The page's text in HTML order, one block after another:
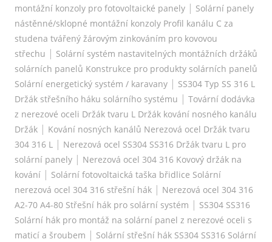
montážní konzoly pro fotovoltaické panely| Solární panely
nástěnné/sklopné montážní konzoly Profil kanálu C za
studena tvářený žárovým zinkováním pro kovovou
střechu | Solární systém nastavitelných montážních držáků
solárních panelů Konstrukce pro produkty solárních panelů
Solární energetický systém / karavany| SS304 Typ SS 316 L
Držák střešního háku solárního systému | Tovární dodávka
z nerezové oceli Držák tvaru L Držák kování nosného kanálu
Držák| Kování nosných kanálů Nerezová ocel Držák tvaru
304 316 L| Nerezová ocel SS304 SS316 Držák tvaru L pro
solární panely| Nerezová ocel 304 316 Kovový držák na
kování| Solární fotovoltaická taška břidlice Solární
nerezová ocel 304 316 střešní hák| Nerezová ocel 304 316
A2-70 A4-80 Střešní hák pro solární systém | SS304 SS316
Solární hák pro montáž na solární panel z nerezové oceli s
maticí a šroubem | Solární střešní hák SS304 SS316 Solární